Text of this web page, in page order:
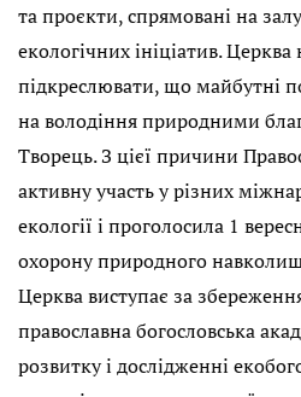
та проєкти, спрямовані на
екологічних ініціатив. Церк­ва
підкреслювати, що майбутні
на володіння природними
Творець. З цієї причини
активну участь у різних
екології і проголосила 1
охорону природного
Церква виступає за
православна богословська
розвитку і дослідженні